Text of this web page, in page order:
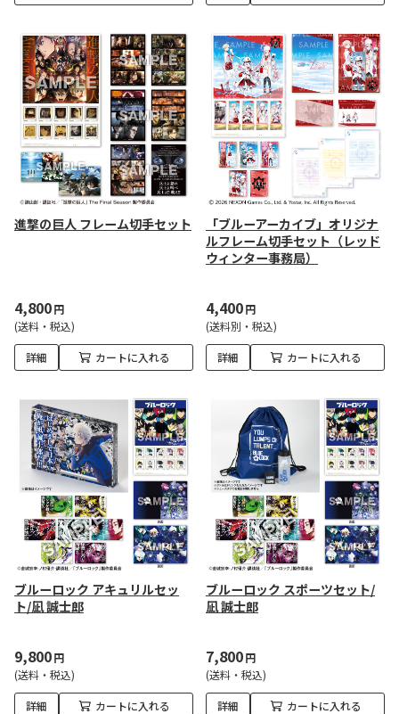
進撃の巨人 フレーム切手セット
4,800円
(送料・税込)
詳細 カートに入れる
「ブルーアーカイブ」オリジナ
ルフレーム切手セット（レッド
ウィンター事務局）
4,400円
(送料別・税込)
詳細 カートに入れる
ブルーロック アキュリルセッ
ト/凪 誠士郎
9,800円
(送料・税込)
詳細 カートに入れる
ブルーロック スポーツセット/
凪 誠士郎
7,800円
(送料・税込)
詳細 カートに入れる